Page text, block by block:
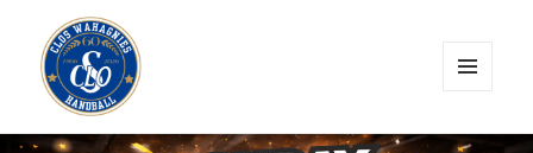
WIDGETS